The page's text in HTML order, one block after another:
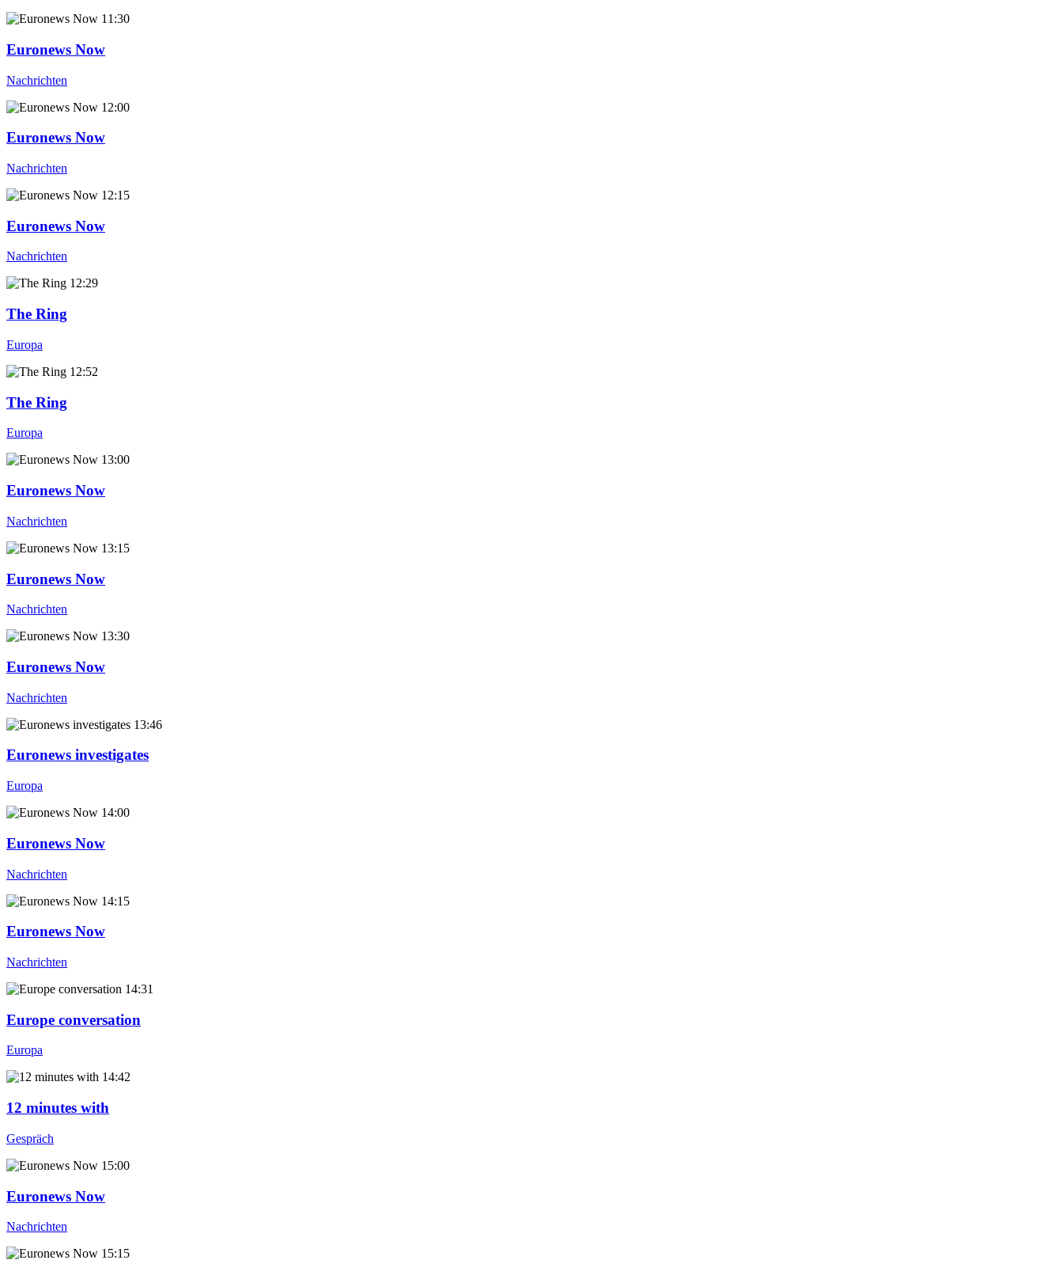
11:30
Euronews Now
Nachrichten
12:00
Euronews Now
Nachrichten
12:15
Euronews Now
Nachrichten
12:29
The Ring
Europa
12:52
The Ring
Europa
13:00
Euronews Now
Nachrichten
13:15
Euronews Now
Nachrichten
13:30
Euronews Now
Nachrichten
13:46
Euronews investigates
Europa
14:00
Euronews Now
Nachrichten
14:15
Euronews Now
Nachrichten
14:31
Europe conversation
Europa
14:42
12 minutes with
Gespräch
15:00
Euronews Now
Nachrichten
15:15